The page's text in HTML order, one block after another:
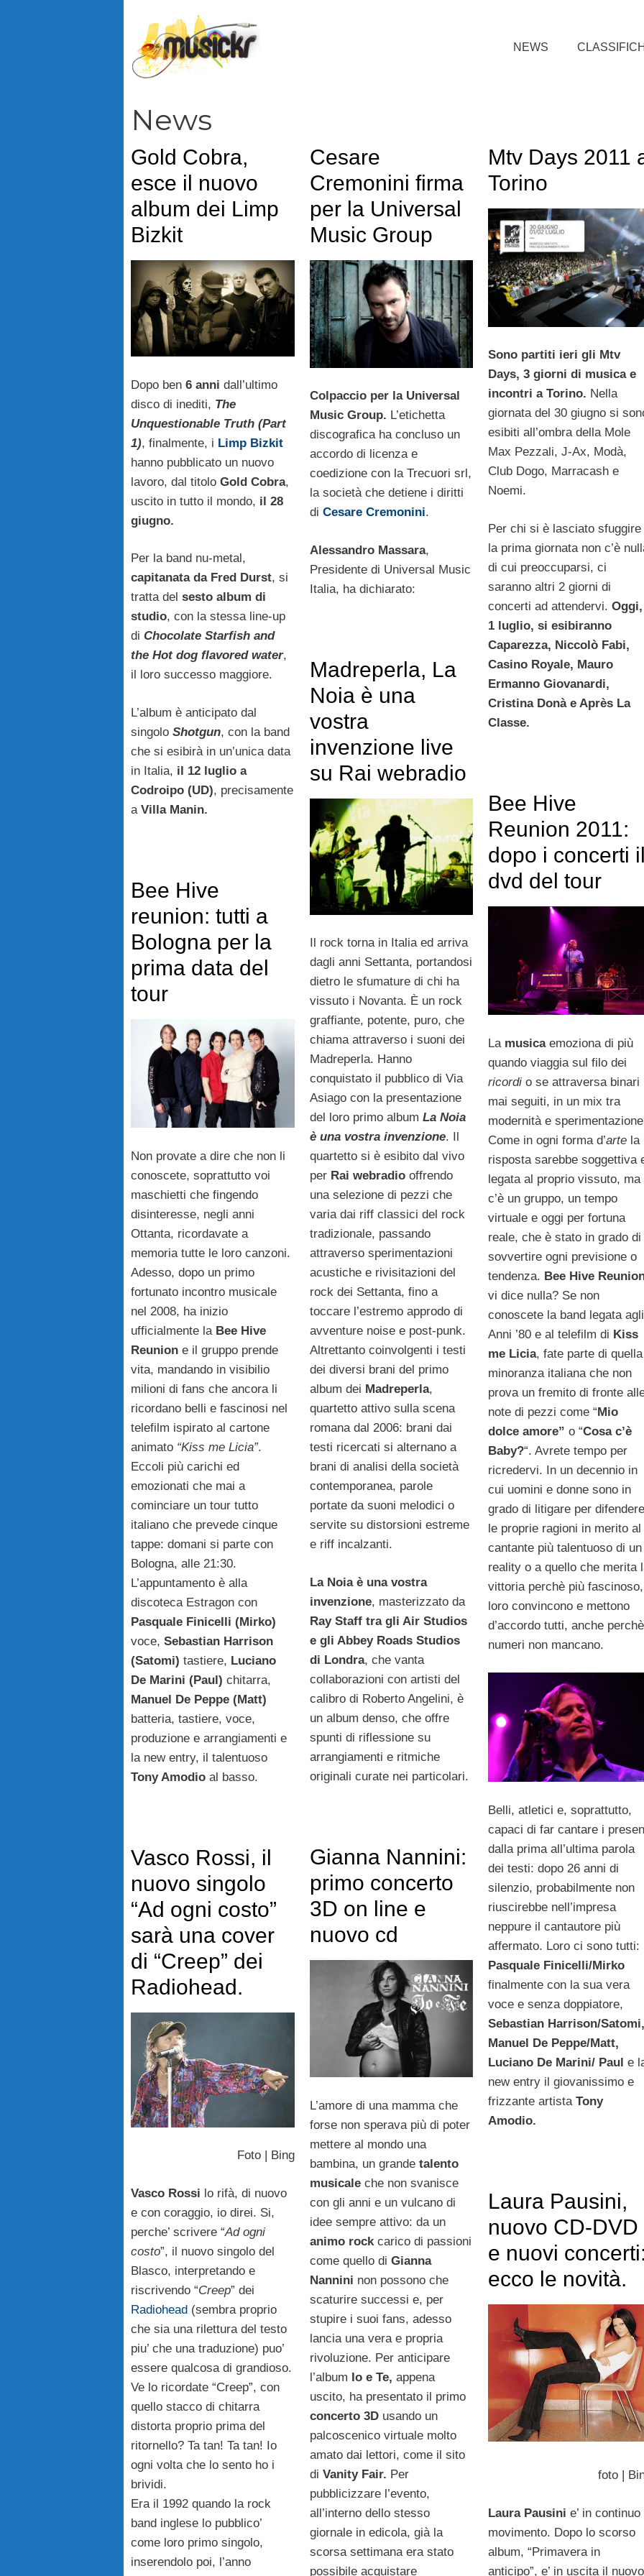
NEWS
News
Gold Cobra,
esce il nuovo
album dei Limp
Bizkit
Dopo ben 6 anni dall’ultimo
disco di inediti, The
Unquestionable Truth (Part
1), finalmente, i Limp Bizkit
hanno pubblicato un nuovo
lavoro, dal titolo Gold Cobra,
uscito in tutto il mondo, il 28
giugno.
Per la band nu-metal,
capitanata da Fred Durst, si
tratta del sesto album di
studio, con la stessa line-up
di Chocolate Starfish and
the Hot dog flavored water,
il loro successo maggiore.
L’album è anticipato dal
singolo Shotgun, con la band
che si esibirà in un’unica data
in Italia, il 12 luglio a
Codroipo (UD), precisamente
a Villa Manin.
Cesare
Cremonini firma
per la Universal
Music Group
Colpaccio per la Universal
Music Group. L’etichetta
discografica ha concluso un
accordo di licenza e
coedizione con la Trecuori srl,
la società che detiene i diritti
di Cesare Cremonini.
Alessandro Massara,
Presidente di Universal Music
Italia, ha dichiarato:
Mtv Days 2011
Torino
Sono partiti ieri gli Mtv
Days, 3 giorni di musica e
incontri a Torino. Nella
giornata del 30 giugno si
esibiti all’ombra della Mole
Max Pezzali, J-Ax, Modà,
Club Dogo, Marracash e
Noemi.
Per chi si è lasciato sfuggire
la prima giornata non c’è
di cui preoccuparsi, ci
saranno altri 2 giorni di
concerti ad attendervi.Oggi,
1 luglio, si esibiranno
Caparezza, Niccolò Fabi,
Casino Royale, Mauro
Ermanno Giovanardi,
Cristina Donà e Après La
Classe.
Madreperla, La
Noia è una
vostra
invenzione live
su Rai webradio
Il rock torna in Italia ed arriva
dagli anni Settanta, portandosi
dietro le sfumature di chi ha
vissuto i Novanta. È un rock
graffiante, potente, puro, che
chiama attraverso i suoni dei
Madreperla. Hanno
conquistato il pubblico di Via
Asiago con la presentazione
del loro primo album La Noia
è una vostra invenzione. Il
quartetto si è esibito dal vivo
per Rai webradiooffrendo
una selezione di pezzi che
varia dai riff classici del rock
tradizionale, passando
attraverso sperimentazioni
acustiche e rivisitazioni del
rock dei Settanta, fino a
toccare l’estremo approdo di
avventure noise e post-punk.
Altrettanto coinvolgenti i testi
dei diversi brani del primo
album dei Madreperla,
quartetto attivo sulla scena
romana dal 2006: brani dai
testi ricercati si alternano a
brani di analisi della società
contemporanea, parole
portate da suoni melodici o
servite su distorsioni estreme
e riff incalzanti.
La Noia è una vostra
invenzione, masterizzato da
Ray Staff tra gli Air Studios
e gli Abbey Roads Studios
di Londra, che vanta
collaborazioni con artisti del
calibro di Roberto Angelini, è
un album denso, che offre
spunti di riflessione su
arrangiamenti e ritmiche
originali curate nei particolari.
Bee Hive
Reunion 2011:
dopo i concerti
dvd del tour
La musicaemoziona di più
quando viaggia sul filo dei
ricordi o se attraversa binari
mai seguiti, in un mix tra
modernità e
Come in ogni forma d’arte la
risposta sarebbe soggettiva
legata al proprio vissuto, ma
c’è un gruppo, un tempo
virtuale e oggi per fortuna
reale, che è stato in grado di
sovvertire ogni previsione o
tendenza. Bee Hive
vi dice nulla? Se non
conoscete la band legata agli
Anni ’80 e al telefilm di Kiss
me Licia, fate parte di quella
minoranza italiana che non
prova un fremito di fronte
note di pezzi come “Mio
dolce amore” o “Cosa c’è
Baby?“. Avrete tempo per
ricredervi. In un decennio in
cui uomini e donne sono in
grado di litigare per
le proprie ragioni in merito al
cantante più talentuoso di un
reality o a quello che merita
vittoria perchè più fascinoso,
loro convincono e mettono
d’accordo tutti, anche
numeri non mancano.
Belli, atletici e, soprattutto,
capaci di far cantare i
dalla prima all’ultima parola
dei testi: dopo 26 anni di
silenzio, probabilmente non
riuscirebbe nell’impresa
neppure il cantautore più
affermato. Loro ci sono tutti:
Pasquale Finicelli/Mirko
finalmente con la sua vera
voce e senza doppiatore,
Sebastian Harrison/
Manuel De Peppe/Matt,
Luciano De Marini/ Paule
new entry il giovanissimo e
frizzante artistaTony
Amodio.
Bee Hive
reunion: tutti a
Bologna per la
prima data del
tour
Non provate a dire che non li
conoscete, soprattutto voi
maschietti che fingendo
disinteresse, negli anni
Ottanta, ricordavate a
memoria tutte le loro canzoni.
Adesso, dopo un primo
fortunato incontro musicale
nel 2008, ha inizio
ufficialmente la Bee Hive
Reunion e il gruppo prende
vita, mandando in visibilio
milioni di fans che ancora li
ricordano belli e fascinosi nel
telefilm ispirato al cartone
animato “Kiss me Licia”.
Eccoli più carichi ed
emozionati che mai a
cominciare un tour tutto
italiano che prevede cinque
tappe: domani si parte con
Bologna, alle 21:30.
L’appuntamento è alla
discoteca Estragon con
Pasquale Finicelli (Mirko)
voce, Sebastian Harrison
(Satomi) tastiere, Luciano
De Marini (Paul) chitarra,
Manuel De Peppe (Matt)
batteria, tastiere, voce,
produzione e arrangiamenti e
la new entry, il talentuoso
Tony Amodio al basso.
Gianna Nannini:
primo concerto
3D on line e
nuovo cd
L’amore di una mamma che
forse non sperava più di poter
mettere al mondo una
bambina, un grande talento
musicaleche non svanisce
con gli anni e un vulcano di
idee sempre attivo: da un
animo rockcarico di passioni
come quello di Gianna
Nannini non possono che
scaturire successi e, per
stupire i suoi fans, adesso
lancia una vera e propria
rivoluzione. Per anticipare
l’album Io e Te, appena
uscito, ha presentato il primo
concerto 3Dusando un
palcoscenico virtuale molto
amato dai lettori, come il sito
di Vanity Fair. Per
pubblicizzare l’evento,
all’interno dello stesso
giornale in edicola, già la
scorsa settimana era stato
possibile acquistare
Vasco Rossi, il
nuovo singolo
“Ad ogni costo”
sarà una cover
di “Creep” dei
Radiohead.
Foto | Bing
Vasco Rossi lo rifà, di nuovo
e con coraggio, io direi. Si,
perche’ scrivere “Ad ogni
costo”, il nuovo singolo del
Blasco, interpretando e
riscrivendo “Creep” dei
Radiohead (sembra proprio
che sia una rilettura del testo
piu’ che una traduzione) puo’
essere qualcosa di grandioso.
Ve lo ricordate “Creep”, con
quello stacco di chitarra
distorta proprio prima del
ritornello? Ta tan! Ta tan! Io
ogni volta che lo sento ho i
brividi.
Era il 1992 quando la rock
band inglese lo pubblico’
come loro primo singolo,
inserendolo poi, l’anno
Laura Pausini,
nuovo CD-DVD
e nuovi
ecco le novità.
foto |
Laura Pausini e’ in continuo
movimento. Dopo lo scorso
album, “Primavera in
anticipo”, e’ in uscita il nuovo